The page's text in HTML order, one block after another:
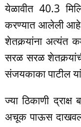
येळावीत 40.3
करण्यात आलेली आहे.
शेतकर्‍यांना अत्यंत
सरळ सरळ
संजयकाका पाटील
ज्या ठिकाणी
अचूक पाऊस